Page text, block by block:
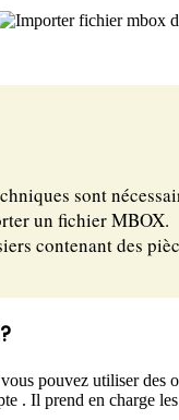
sont
un fichier MBOX.
contenant des
pouvez utiliser des
. Il prend en charge